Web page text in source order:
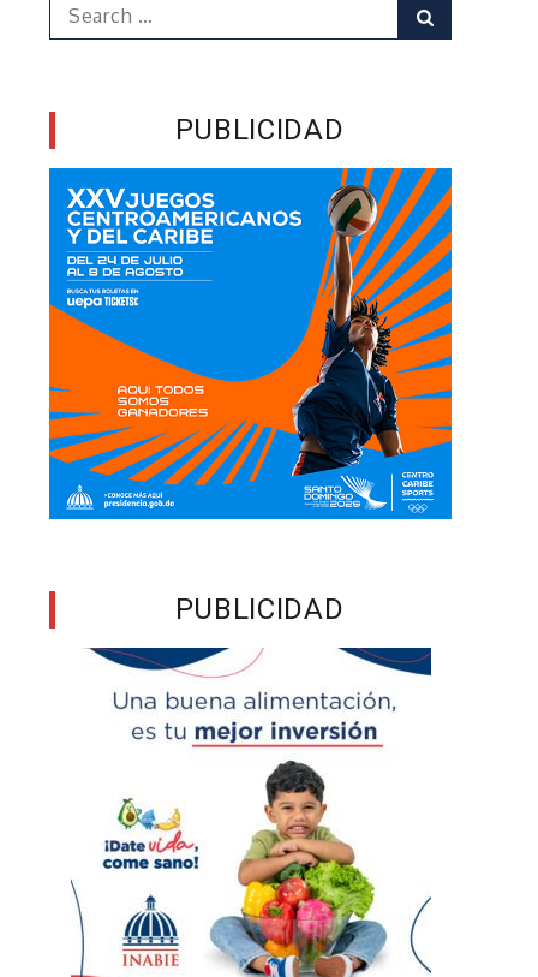
for:
PUBLICIDAD
PUBLICIDAD